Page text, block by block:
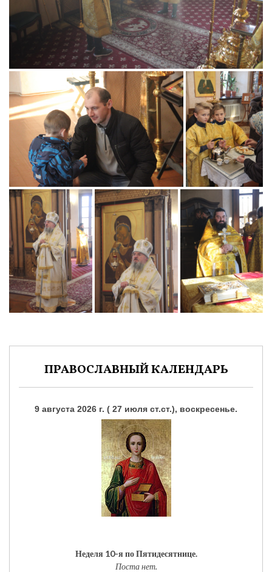
ПРАВОСЛАВНЫЙ КАЛЕНДАРЬ
9 августа 2026 г. ( 27 июля ст.ст.), воскресенье.
Неделя 10-я по Пятидесятнице.
Поста нет.